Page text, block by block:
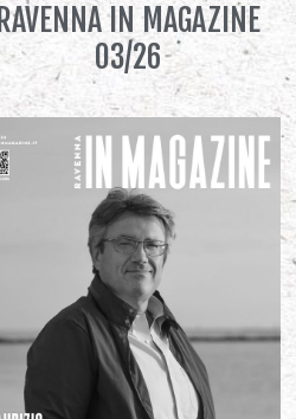
RAVENNA IN MAGAZINE
03/26